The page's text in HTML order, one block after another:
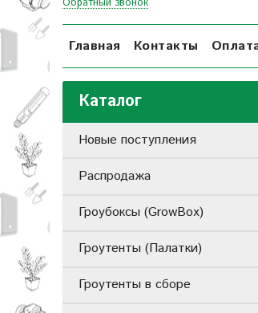
Главная Контакты
Каталог
Новые поступления
Распродажа
Гроубоксы (GrowBox)
Гроутенты (Палатки)
Гроутенты в сборе